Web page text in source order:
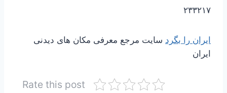
۲۳۳۲۱۷
ایران را بگرد سایت مرجع معرفی مکان های دیدنی
ایران
Rate this post